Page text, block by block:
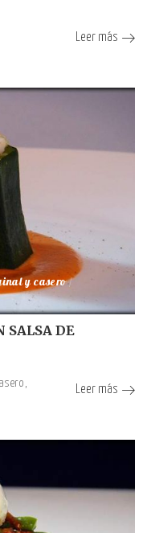
Leer más
y casero
SALSA DE
Leer más